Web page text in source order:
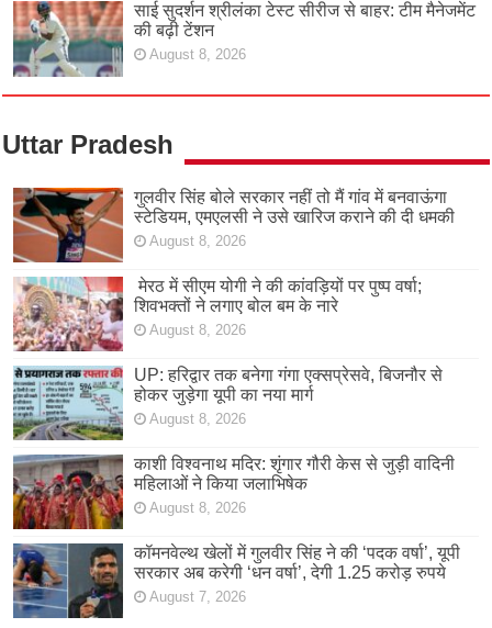
साई सुदर्शन श्रीलंका टेस्ट सीरीज से बाहर: टीम मैनेजमेंट
की बढ़ी टेंशन
August 8, 2026
Uttar Pradesh
गुलवीर सिंह बोले सरकार नहीं तो मैं गांव में बनवाऊंगा
स्टेडियम, एमएलसी ने उसे खारिज कराने की दी धमकी
August 8, 2026
मेरठ में सीएम योगी ने की कांवड़ियों पर पुष्प वर्षा;
शिवभक्तों ने लगाए बोल बम के नारे
August 8, 2026
UP: हरिद्वार तक बनेगा गंगा एक्सप्रेसवे, बिजनौर से
होकर जुड़ेगा यूपी का नया मार्ग
August 8, 2026
काशी विश्वनाथ मदिर: शृंगार गौरी केस से जुड़ी वादिनी
महिलाओं ने किया जलाभिषेक
August 8, 2026
कॉमनवेल्थ खेलों में गुलवीर सिंह ने की ‘पदक वर्षा’, यूपी
सरकार अब करेगी ‘धन वर्षा’, देगी 1.25 करोड़ रुपये
August 7, 2026